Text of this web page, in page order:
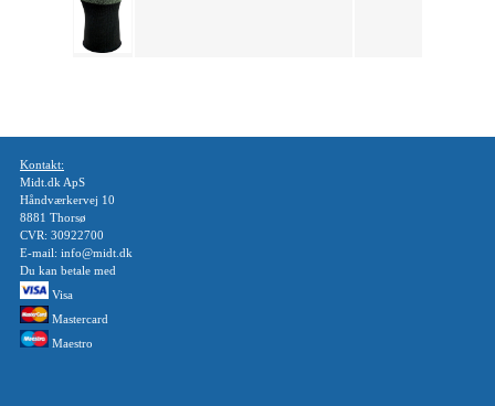
Kontakt:
Midt.dk ApS
Håndværkervej 10
8881 Thorsø
CVR: 30922700
E-mail: info@midt.dk
Du kan betale med
Visa
Mastercard
Maestro